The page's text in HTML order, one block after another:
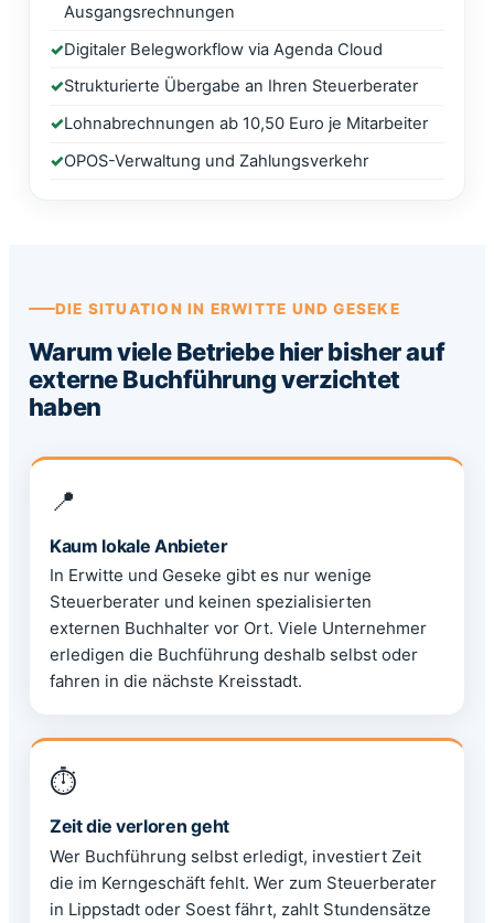
Ausgangsrechnungen
Digitaler Belegworkflow via Agenda Cloud
Strukturierte Übergabe an Ihren Steuerberater
Lohnabrechnungen ab 10,50 Euro je Mitarbeiter
OPOS-Verwaltung und Zahlungsverkehr
DIE SITUATION IN ERWITTE UND GESEKE
Warum viele Betriebe hier bisher auf
externe Buchführung verzichtet
haben
📍
Kaum lokale Anbieter
In Erwitte und Geseke gibt es nur wenige
Steuerberater und keinen spezialisierten
externen Buchhalter vor Ort. Viele Unternehmer
erledigen die Buchführung deshalb selbst oder
fahren in die nächste Kreisstadt.
⏱️
Zeit die verloren geht
Wer Buchführung selbst erledigt, investiert Zeit
die im Kerngeschäft fehlt. Wer zum Steuerberater
in Lippstadt oder Soest fährt, zahlt Stundensätze